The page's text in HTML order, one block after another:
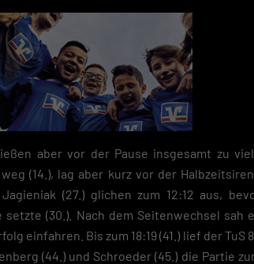
aber vor der Pause insgesamt zu
(14.), lag aber kurz vor der
(27.) glichen zum 12:12 aus,
(30.). Nach dem Seitenwechsel sah
einfahren. Bis zum 18:19 (41.) lief der TuS
(44.) und Schroeder (45.) die Partie